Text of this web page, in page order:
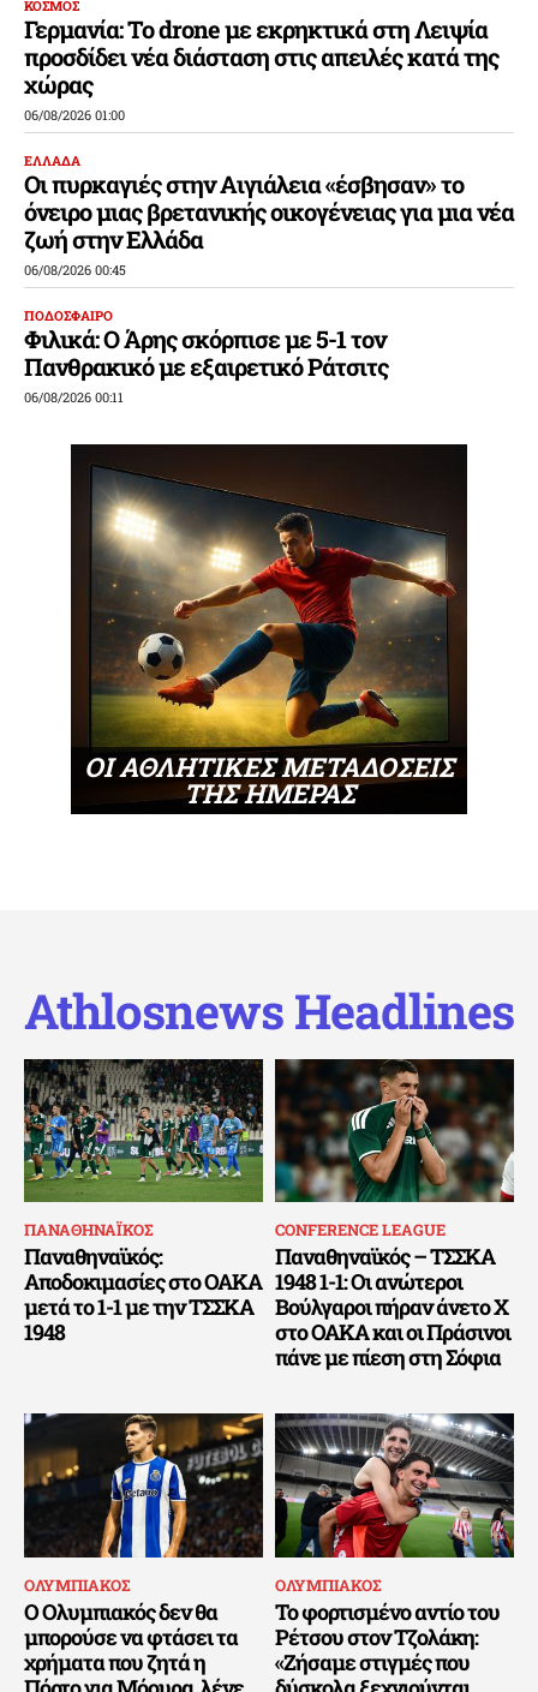
ΚΟΣΜΟΣ
Γερμανία: Το drone με εκρηκτικά στη Λειψία
προσδίδει νέα διάσταση στις απειλές κατά της
χώρας
06/08/2026 01:00
ΕΛΛΑΔΑ
Οι πυρκαγιές στην Αιγιάλεια «έσβησαν» το
όνειρο μιας βρετανικής οικογένειας για μια νέα
ζωή στην Ελλάδα
06/08/2026 00:45
ΠΟΔΟΣΦΑΙΡΟ
Φιλικά: Ο Άρης σκόρπισε με 5-1 τον
Πανθρακικό με εξαιρετικό Ράτσιτς
06/08/2026 00:11
ΟΙ ΑΘΛΗΤΙΚΕΣ ΜΕΤΑΔΟΣΕΙΣ
ΤΗΣ ΗΜΕΡΑΣ
Athlosnews Headlines
ΠΑΝΑΘΗΝΑΪΚΟΣ
Παναθηναϊκός:
Αποδοκιμασίες στο ΟΑΚΑ
μετά το 1-1 με την ΤΣΣΚΑ
1948
CONFERENCE LEAGUE
Παναθηναϊκός – ΤΣΣΚΑ
1948 1-1: Οι ανώτεροι
Βούλγαροι πήραν άνετο Χ
στο ΟΑΚΑ και οι Πράσινοι
πάνε με πίεση στη Σόφια
ΟΛΥΜΠΙΑΚΟΣ
Ο Ολυμπιακός δεν θα
μπορούσε να φτάσει τα
χρήματα που ζητά η
ΟΛΥΜΠΙΑΚΟΣ
Το φορτισμένο αντίο του
Ρέτσου στον Τζολάκη:
«Ζήσαμε στιγμές που